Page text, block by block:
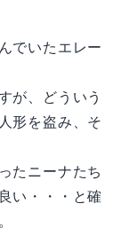
でいたエレー
が、どういう
形を盗み、そ
たニーナたち
い・・・と確